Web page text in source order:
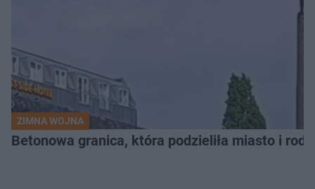
ZIMNA WOJNA
Betonowa granica, która podzieliła miasto i